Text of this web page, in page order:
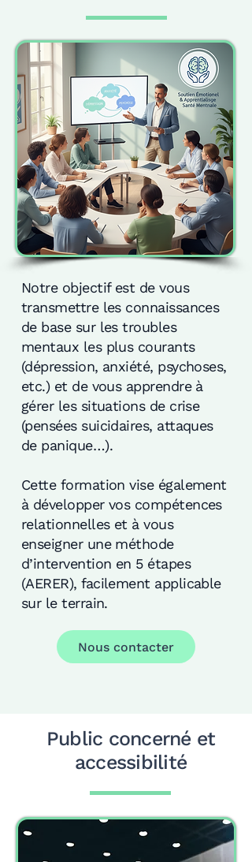
Notre objectif est de vous
transmettre les connaissances
de base sur les troubles
mentaux les plus courants
(dépression, anxiété, psychoses,
etc.) et de vous apprendre à
gérer les situations de crise
(pensées suicidaires, attaques
de panique…).
Cette formation vise également
à développer vos compétences
relationnelles et à vous
enseigner une méthode
d’intervention en 5 étapes
(AERER), facilement applicable
sur le terrain.
Nous contacter
Public concerné et
accessibilité